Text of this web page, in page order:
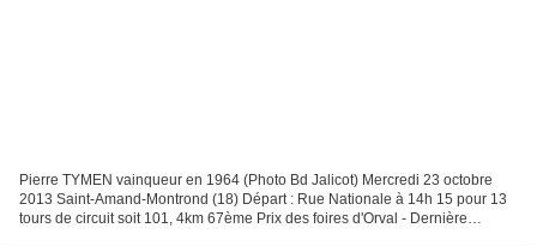
Pierre TYMEN vainqueur en 1964 (Photo Bd Jalicot) Mercredi 23 octobre
2013 Saint-Amand-Montrond (18) Départ : Rue Nationale à 14h 15 pour 13
tours de circuit soit 101, 4km 67ème Prix des foires d'Orval - Dernière